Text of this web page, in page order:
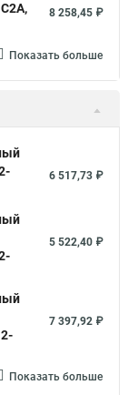
8 258,45 ₽
Показать больше
6 517,73 ₽
5 522,40 ₽
7 397,92 ₽
Показать больше